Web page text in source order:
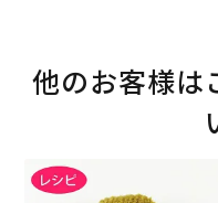
他のお客様は